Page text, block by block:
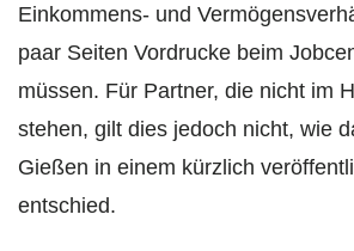
Einkommens- und
paar Seiten Vordrucke beim
müssen. Für Partner, die nicht im
stehen, gilt dies jedoch nicht, wie
Gießen in einem kürzlich
entschied.